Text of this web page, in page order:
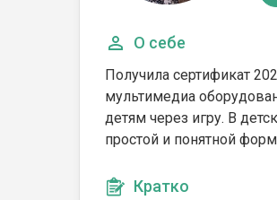
О себе
Получила сертификат
мультимедиа
детям через игру. В
простой и понятной
Кратко